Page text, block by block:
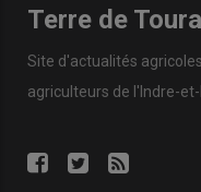
Terre de
Site d'actualités
agriculteurs de l'Indre-et-